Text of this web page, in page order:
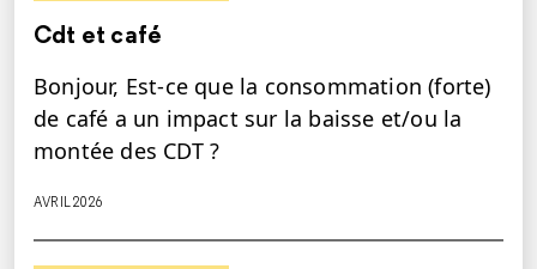
Cdt et café
Bonjour, Est-ce que la consommation (forte)
de café a un impact sur la baisse et/ou la
montée des CDT ?
AVRIL 2026